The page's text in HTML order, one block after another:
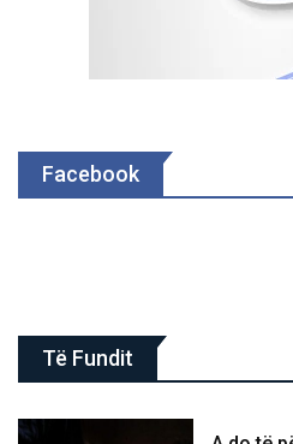
Facebook
Të Fundit